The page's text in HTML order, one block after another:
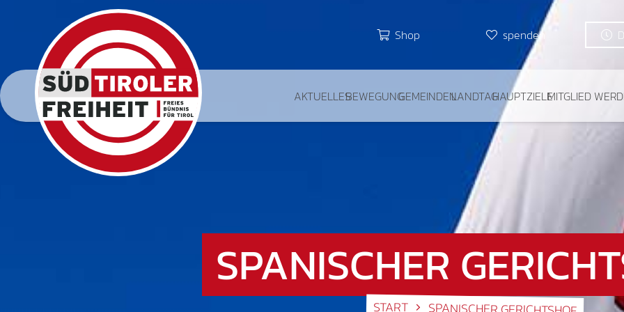
Shop spenden
AKTUELLESBEWEGUNGGEMEINDENLANDTAGHAUPTZIELEMITGLIED
SPANISCHER
START